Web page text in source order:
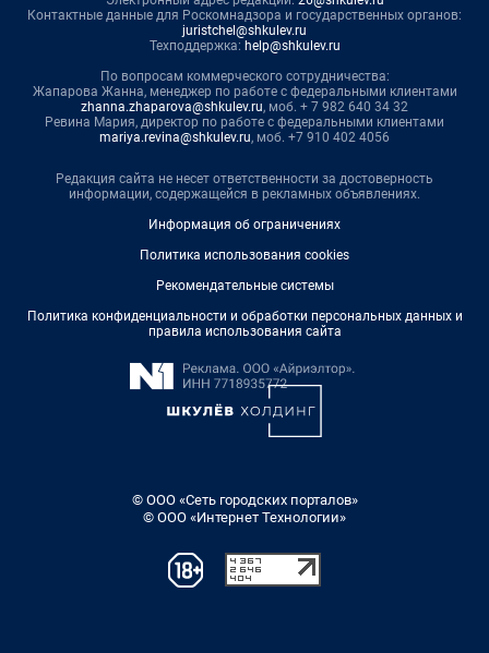
Контактные данные для Роскомнадзора и государственных органов:
juristchel@shkulev.ru
Техподдержка: help@shkulev.ru
По вопросам коммерческого сотрудничества:
Жапарова Жанна, менеджер по работе с федеральными клиентами
zhanna.zhaparova@shkulev.ru, моб. + 7 982 640 34 32
Ревина Мария, директор по работе с федеральными клиентами
mariya.revina@shkulev.ru, моб. +7 910 402 4056
Редакция сайта не несет ответственности за достоверность
информации, содержащейся в рекламных объявлениях.
Информация об ограничениях
Политика использования cookies
Рекомендательные системы
Политика конфиденциальности и обработки персональных данных и
правила использования сайта
© ООО «Сеть городских порталов»
© ООО «Интернет Технологии»